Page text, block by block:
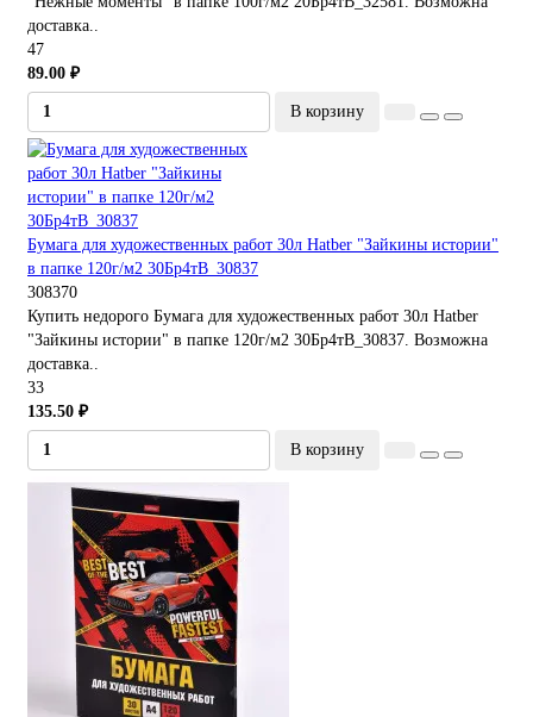
доставка..
47
89.00 ₽
В корзину
Бумага для художественных работ 30л Hatber "Зайкины истории"
в папке 120г/м2 30Бр4тВ_30837
308370
Купить недорого Бумага для художественных работ 30л Hatber
"Зайкины истории" в папке 120г/м2 30Бр4тВ_30837. Возможна
доставка..
33
135.50 ₽
В корзину